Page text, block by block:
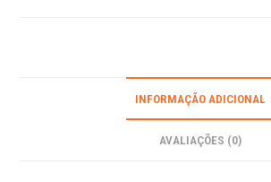
INFORMAÇÃO ADICIONAL
AVALIAÇÕES (0)